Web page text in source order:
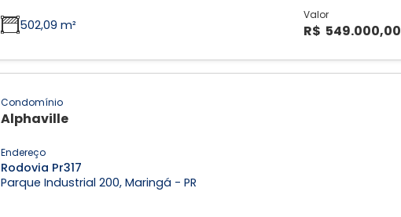
502,09 m²
Valor
R$ 549.000,00
Condomínio
Alphaville
Endereço
Rodovia Pr317
Parque Industrial 200, Maringá - PR